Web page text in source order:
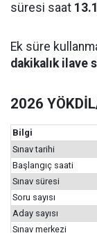
süresi saat
Ek süre
dakikalık ilave
2026
Bilgi
Sınav tarihi
Başlangıç saati
Sınav süresi
Soru sayısı
Aday sayısı
Sınav merkezi